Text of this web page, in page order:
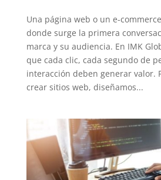
Una página web o un e-
donde surge la primera
marca y su audiencia. En IMK
que cada clic, cada segundo de
interacción deben generar valor.
crear sitios web, diseñamos...